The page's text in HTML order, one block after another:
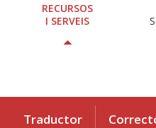
RECURSOS
I SERVEIS
Traductor